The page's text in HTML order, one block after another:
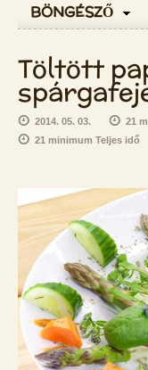
BÖNGÉSZŐ
Töltött
2014. 05. 03.
21
21 minimum Teljes idő